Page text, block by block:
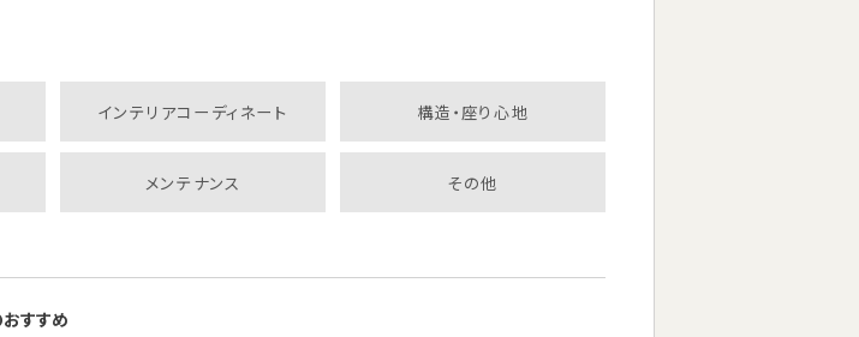
インテリアコーディネート 構造・座り心地
メンテナンス その他
おすすめ